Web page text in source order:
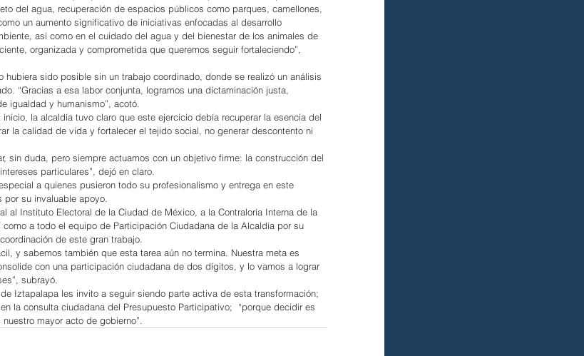
del agua, recuperación de espacios públicos como parques, camellones,
un aumento significativo de iniciativas enfocadas al desarrollo
así como en el cuidado del agua y del bienestar de los animales de
organizada y comprometida que queremos seguir fortaleciendo”,
hubiera sido posible sin un trabajo coordinado, donde se realizó un análisis
“Gracias a esa labor conjunta, logramos una dictaminación justa,
igualdad y humanismo”, acotó.
la alcaldía tuvo claro que este ejercicio debía recuperar la esencia del
la calidad de vida y fortalecer el tejido social, no generar descontento ni
sin duda, pero siempre actuamos con un objetivo firme: la construcción del
particulares”, dejó en claro.
a quienes pusieron todo su profesionalismo y entrega en este
su invaluable apoyo.
al Instituto Electoral de la Ciudad de México, a la Contraloría Interna de la
a todo el equipo de Participación Ciudadana de la Alcaldía por su
de este gran trabajo.
y sabemos también que esta tarea aún no termina. Nuestra meta es
con una participación ciudadana de dos dígitos, y lo vamos a lograr
subrayó.
Iztapalapa les invito a seguir siendo parte activa de esta transformación;
la consulta ciudadana del Presupuesto Participativo;  “porque decidir es
mayor acto de gobierno”.